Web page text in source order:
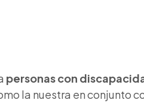
personas con
la nuestra en conjunto